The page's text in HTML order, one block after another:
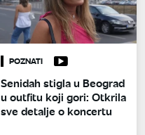
POZNATI
Senidah stigla u Beograd
u outfitu koji gori: Otkrila
sve detalje o koncertu